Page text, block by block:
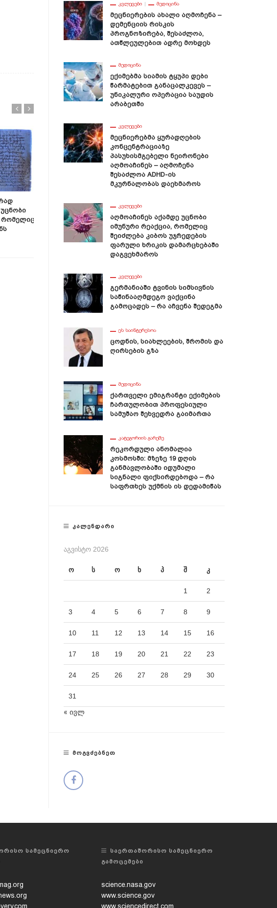
Რომელიც
22 Ადამიანი Გარდაიცვალა –
Ფეხმძიმე Გოგონას Გმირობა
Დაიღუპა – Ეკა Ბეჟანიშვილის
Ახდენილი
ᲙᲕᲚᲔᲕᲔᲑᲘ ᲛᲔᲓᲘᲪᲘᲜᲐ
Მეცნიერების Ახალი Აღმოჩენა –
Დემენციის Რისკის
Პროგნოზირება, Შესაძლოა,
Ათწლეულებით Ადრე Მოხდეს
ᲛᲔᲓᲘᲪᲘᲜᲐ
Ექიმებმა Სიამის Ტყუპი Დები
Წარმატებით Განაცალკევეს –
Უნიკალური Ოპერაცია Საუდის
Არაბეთში
ᲙᲕᲚᲔᲕᲔᲑᲘ
Მეცნიერებმა Ყურადღების
Კონცენტრაციაზე
Პასუხისმგებელი Ნეირონები
Აღმოაჩინეს – Აღმოჩენა
Შესაძლოა ADHD-Ის
Მკურნალობას Დაეხმაროს
ᲙᲕᲚᲔᲕᲔᲑᲘ
Აღმოაჩინეს Აქამდე Უცნობი
Იმუნური Რეაქცია, Რომელიც
Შეიძლება Კიბოს Უჯრედების
Ფარული Ხრიკის Დამარცხებაში
Დაგვეხმაროს
ᲙᲕᲚᲔᲕᲔᲑᲘ
Გერმანიაში Ტვინის Სიმსივნის
Საწინააღმდეგო Ვაქცინა
Გამოცადეს – Რა Აჩვენა Შედეგმა
ᲔᲡ ᲡᲐᲘᲜᲢᲔᲠᲔᲡᲝᲐ
Ცოდნის, Სიახლეების, Შრომის Და
Ღირსების Გზა
ᲛᲔᲓᲘᲪᲘᲜᲐ
Ქართველი Ემიგრანტი Ექიმების
Ჩართულობით Პროფესიული
Სამუშაო Შეხვედრა Გაიმართა
ᲙᲐᲢᲔᲒᲝᲠᲘᲘᲡ ᲒᲐᲠᲔᲨᲔ
Რეკორდული Ანომალია
Კოსმოსში: Მზეზე 19 Დღის
Განმავლობაში Იდუმალი
Სიგნალი Ფიქსირდებოდა – Რა
Საფრთხეს Უქმნის Ის Დედამიწას
ᲙᲐᲚᲔᲜᲓᲐᲠᲘ
ᲐᲒᲕᲘᲡᲢᲝ 2026
ო ს ო ხ პ შ კ
1 2
3 4 5 6 7 8 9
10 11 12 13 14 15 16
17 18 19 20 21 22 23
24 25 26 27 28 29 30
31
« ივლ
ᲛᲝᲒᲕᲫᲔᲑᲜᲔᲗ
ᲡᲐᲛᲔᲪᲜᲘᲔᲠᲝ
ᲡᲐᲔᲠᲗᲐᲨᲝᲠᲘᲡᲝ ᲡᲐᲛᲔᲪᲜᲘᲔᲠᲝ
ᲒᲐᲛᲝᲪᲔᲛᲔᲑᲘ
science.nasa.gov
www.science.gov
www.sciencedirect.com